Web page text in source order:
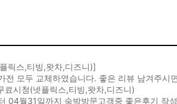
릭스,티빙,왓차,디즈니)]
전 모두 교체하였습니다. 좋은 리뷰 남겨주시
료시청(넷플릭스,티빙,왓차,디즈니)
04월31일까지 숙박방문고객중 좋은후기 작